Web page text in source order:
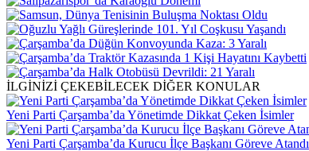
İLGİNİZİ ÇEKEBİLECEK DİĞER KONULAR
Yeni Parti Çarşamba’da Yönetimde Dikkat Çeken İsimler
Yeni Parti Çarşamba’da Kurucu İlçe Başkanı Göreve Atandı